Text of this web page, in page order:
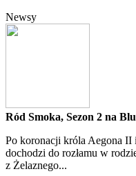
Newsy
Ród Smoka, Sezon 2 na
Po koronacji króla Aegona
dochodzi do rozłamu w
z Żelaznego...